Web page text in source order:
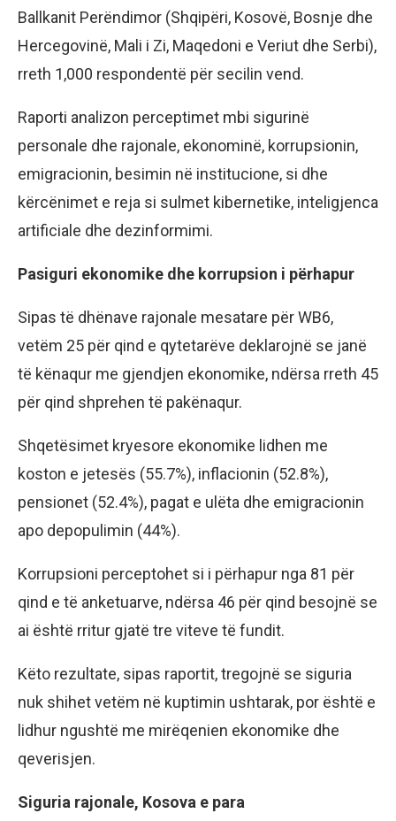
Ballkanit Perëndimor (Shqipëri, Kosovë, Bosnje dhe
Hercegovinë, Mali i Zi, Maqedoni e Veriut dhe Serbi),
rreth 1,000 respondentë për secilin vend.
Raporti analizon perceptimet mbi sigurinë
personale dhe rajonale, ekonominë, korrupsionin,
emigracionin, besimin në institucione, si dhe
kërcënimet e reja si sulmet kibernetike, inteligjenca
artificiale dhe dezinformimi.
Pasiguri ekonomike dhe korrupsion i përhapur
Sipas të dhënave rajonale mesatare për WB6,
vetëm 25 për qind e qytetarëve deklarojnë se janë
të kënaqur me gjendjen ekonomike, ndërsa rreth 45
për qind shprehen të pakënaqur.
Shqetësimet kryesore ekonomike lidhen me
koston e jetesës (55.7%), inflacionin (52.8%),
pensionet (52.4%), pagat e ulëta dhe emigracionin
apo depopulimin (44%).
Korrupsioni perceptohet si i përhapur nga 81 për
qind e të anketuarve, ndërsa 46 për qind besojnë se
ai është rritur gjatë tre viteve të fundit.
Këto rezultate, sipas raportit, tregojnë se siguria
nuk shihet vetëm në kuptimin ushtarak, por është e
lidhur ngushtë me mirëqenien ekonomike dhe
qeverisjen.
Siguria rajonale, Kosova e para